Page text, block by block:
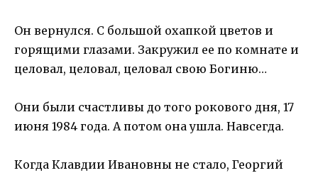
Он вернулся. С большой охапкой цветов и
горящими глазами. Закружил ее по комнате и
целовал, целовал, целовал свою Богиню…
Они были счастливы до того рокового дня, 17
июня 1984 года. А потом она ушла. Навсегда.
Когда Клавдии Ивановны не стало, Георгий